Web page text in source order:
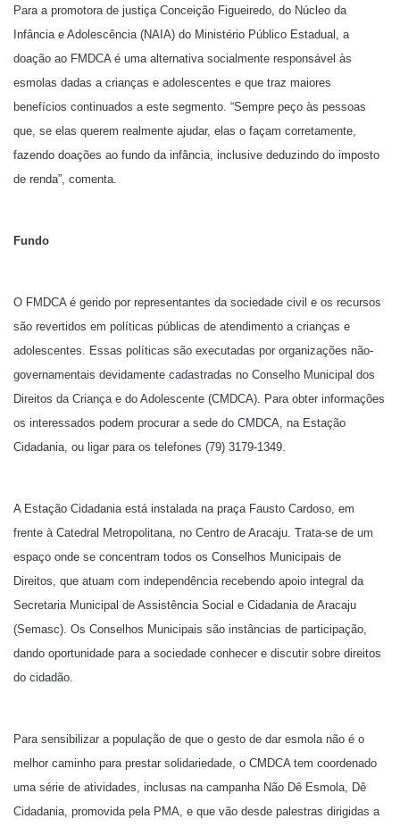
Para a promotora de justiça Conceição Figueiredo, do Núcleo da
Infância e Adolescência (NAIA) do Ministério Público Estadual, a
doação ao FMDCA é uma alternativa socialmente responsável às
esmolas dadas a crianças e adolescentes e que traz maiores
benefícios continuados a este segmento. “Sempre peço às pessoas
que, se elas querem realmente ajudar, elas o façam corretamente,
fazendo doações ao fundo da infância, inclusive deduzindo do imposto
de renda”, comenta.
Fundo
O FMDCA é gerido por representantes da sociedade civil e os recursos
são revertidos em políticas públicas de atendimento a crianças e
adolescentes. Essas políticas são executadas por organizações não-
governamentais devidamente cadastradas no Conselho Municipal dos
Direitos da Criança e do Adolescente (CMDCA). Para obter informações
os interessados podem procurar a sede do CMDCA, na Estação
Cidadania, ou ligar para os telefones (79) 3179-1349.
A Estação Cidadania está instalada na praça Fausto Cardoso, em
frente à Catedral Metropolitana, no Centro de Aracaju. Trata-se de um
espaço onde se concentram todos os Conselhos Municipais de
Direitos, que atuam com independência recebendo apoio integral da
Secretaria Municipal de Assistência Social e Cidadania de Aracaju
(Semasc). Os Conselhos Municipais são instâncias de participação,
dando oportunidade para a sociedade conhecer e discutir sobre direitos
do cidadão.
Para sensibilizar a população de que o gesto de dar esmola não é o
melhor caminho para prestar solidariedade, o CMDCA tem coordenado
uma série de atividades, inclusas na campanha Não Dê Esmola, Dê
Cidadania, promovida pela PMA, e que vão desde palestras dirigidas a